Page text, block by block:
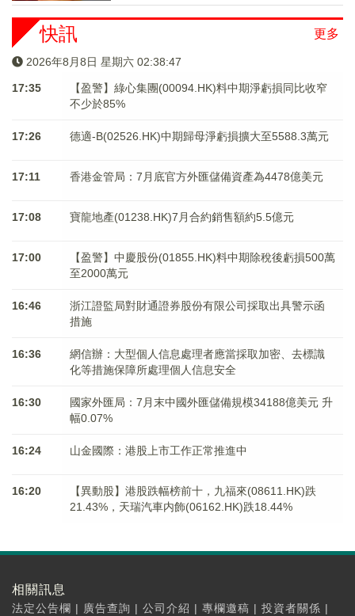
更多
快訊
2026年8月8日 星期六 02:38:48
17:35
【盈警】綠心集團(00094.HK)料中期淨虧損同比收窄
不少於85%
17:26 德適-B(02526.HK)中期歸母淨虧損擴大至5588.3萬元
17:11 香港金管局：7月底官方外匯儲備資產為4478億美元
17:08 寶龍地產(01238.HK)7月合約銷售額約5.5億元
17:00
【盈警】中慶股份(01855.HK)料中期除稅後虧損500萬
至2000萬元
16:46
浙江證監局對財通證券股份有限公司採取出具警示函
措施
16:36
網信辦：大型個人信息處理者應當採取加密、去標識
化等措施保障所處理個人信息安全
16:30
國家外匯局：7月末中國外匯儲備規模34188億美元 升
幅0.07%
16:24 山金國際：港股上市工作正常推進中
16:20
【異動股】港股跌幅榜前十，九福來(08611.HK)跌
21.43%，天瑞汽車内飾(06162.HK)跌18.44%
相關訊息
法定公告欄 | 廣告查詢 | 公司介紹 | 專欄邀稿 | 投資者關係 |